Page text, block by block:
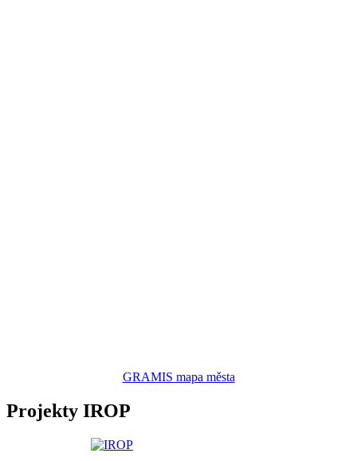
GRAMIS mapa města
Projekty IROP